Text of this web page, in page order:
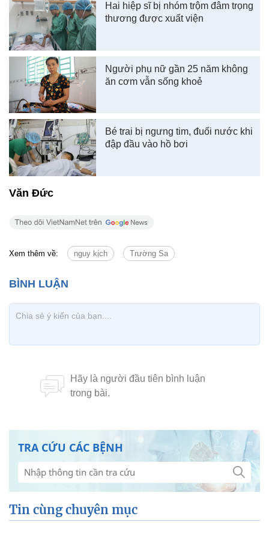
Hai hiệp sĩ bị nhóm trộm đâm trọng
thương được xuất viện
Người phụ nữ gần 25 năm không
ăn cơm vẫn sống khoẻ
Bé trai bị ngưng tim, đuối nước khi
đập đầu vào hồ bơi
Văn Đức
Xem thêm về: nguy kịch Trường Sa
TRA CỨU CÁC BỆNH
Tin cùng chuyên mục